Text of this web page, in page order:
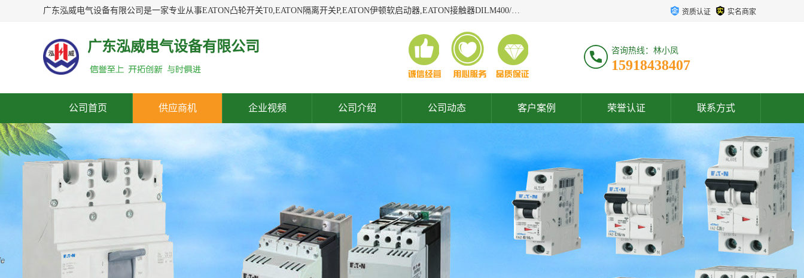
广东泓威电气设备有限公司是一家专业从事EATON凸轮开关T0,EATON隔离开关P,EATON伊顿软启动器,EATON接触器DILM400/22,ETN隔离开关P1-32/EA/SVB,凸轮开关T0-2-1/EA/SVB,伊顿软启动器S811+V42N3SP等品牌的电气自动化产品代理经销商。 资质认证 实名商家
广东泓威电气设备有限公司 咨询热线：林小凤
15918438407
公司首页 供应商机 企业视频 公司介绍 公司动态 客户案例 荣誉认证 联系方式